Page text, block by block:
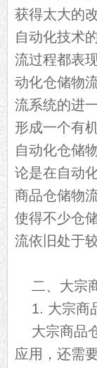
获得太大的
自动化技术
流过程都表
动化仓储物
流系统的进
形成一个有
自动化仓储
论是在自动
商品仓储物
使得不少仓
流依旧处于
二、大宗
1. 大宗商
大宗商品
应用，还需